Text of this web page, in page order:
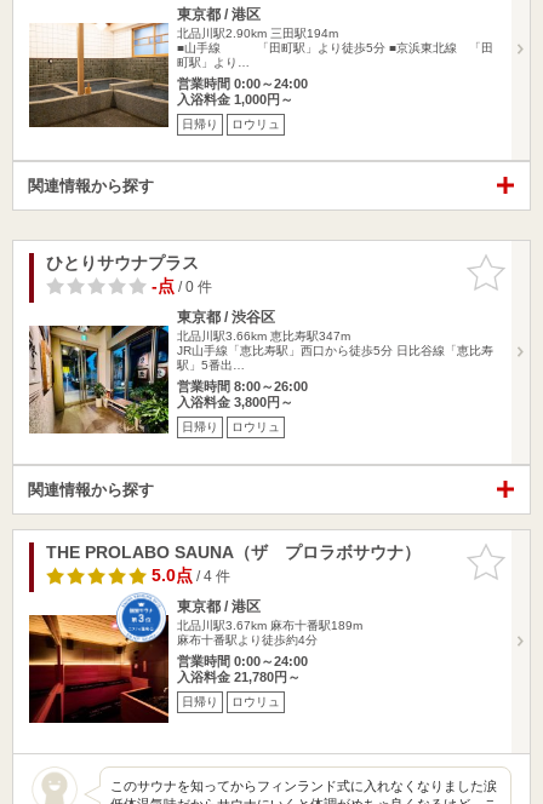
東京都 / 港区
北品川駅2.90km 三田駅194m
■山手線 「田町駅」より徒歩5分 ■京浜東北線 「田
町駅」より…
営業時間 0:00～24:00
入浴料金 1,000円～
日帰り ロウリュ
関連情報から探す
お気に入
りに追加
ひとりサウナプラス
-点/ 0 件
東京都 / 渋谷区
北品川駅3.66km 恵比寿駅347m
JR山手線「恵比寿駅」西口から徒歩5分 日比谷線「恵比寿
駅」5番出…
営業時間 8:00～26:00
入浴料金 3,800円～
日帰り ロウリュ
関連情報から探す
お気に入
りに追加
THE PROLABO SAUNA（ザ プロラボサウナ）
5.0点/ 4 件
東京都 / 港区
北品川駅3.67km 麻布十番駅189m
麻布十番駅より徒歩約4分
営業時間 0:00～24:00
入浴料金 21,780円～
日帰り ロウリュ
このサウナを知ってからフィンランド式に入れなくなりました涙